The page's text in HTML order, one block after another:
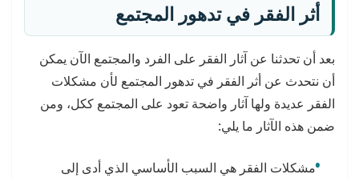
أثر الفقر في تدهور المجتمع
بعد أن تحدثنا عن آثار الفقر على الفرد والمجتمع الآن يمكن
أن نتحدث عن أثر الفقر في تدهور المجتمع لأن مشكلات
الفقر عديدة ولها آثار واضحة تعود على المجتمع ككل، ومن
ضمن هذه الآثار ما يلي:
مشكلات الفقر هي السبب الأساسي الذي أدى إلى